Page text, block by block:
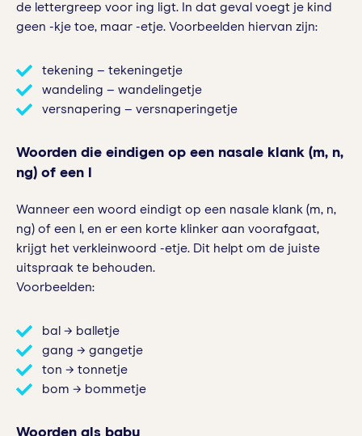
de lettergreep voor ing ligt. In dat geval voegt je kind
geen -kje toe, maar -etje. Voorbeelden hiervan zijn:
tekening – tekeningetje
wandeling – wandelingetje
versnapering – versnaperingetje
Woorden die eindigen op een nasale klank (m, n,
ng) of een l
Wanneer een woord eindigt op een nasale klank (m, n,
ng) of een l, en er een korte klinker aan voorafgaat,
krijgt het verkleinwoord -etje. Dit helpt om de juiste
uitspraak te behouden.
Voorbeelden:
bal → balletje
gang → gangetje
ton → tonnetje
bom → bommetje
Woorden als baby